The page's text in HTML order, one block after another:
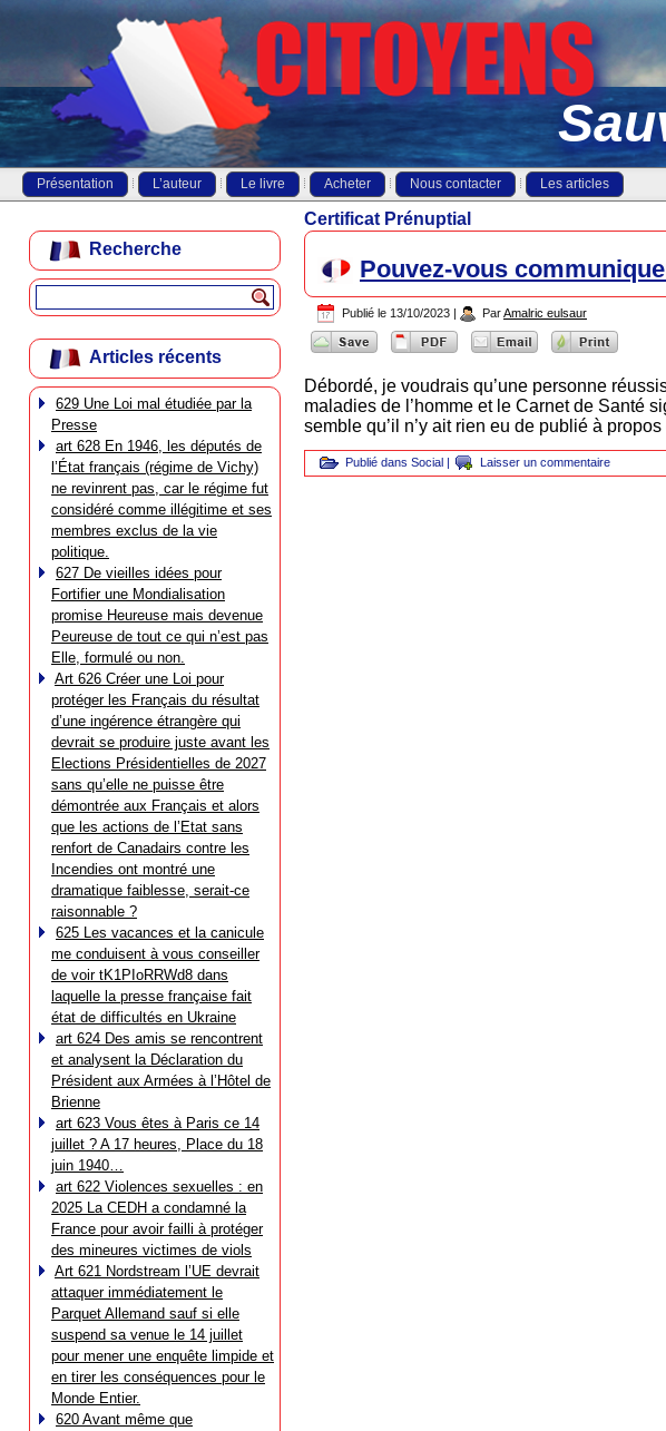
Présentation L’auteur Le livre Acheter Nous contacter Les articles
Recherche
Articles récents
629 Une Loi mal étudiée par la
Presse
art 628 En 1946, les députés de
l’État français (régime de Vichy)
ne revinrent pas, car le régime fut
considéré comme illégitime et ses
membres exclus de la vie
politique.
627 De vieilles idées pour
Fortifier une Mondialisation
promise Heureuse mais devenue
Peureuse de tout ce qui n’est pas
Elle, formulé ou non.
Art 626 Créer une Loi pour
protéger les Français du résultat
d’une ingérence étrangère qui
devrait se produire juste avant les
Elections Présidentielles de 2027
sans qu’elle ne puisse être
démontrée aux Français et alors
que les actions de l’Etat sans
renfort de Canadairs contre les
Incendies ont montré une
dramatique faiblesse, serait-ce
raisonnable ?
625 Les vacances et la canicule
me conduisent à vous conseiller
de voir tK1PIoRRWd8 dans
laquelle la presse française fait
état de difficultés en Ukraine
art 624 Des amis se rencontrent
et analysent la Déclaration du
Président aux Armées à l’Hôtel de
Brienne
art 623 Vous êtes à Paris ce 14
juillet ? A 17 heures, Place du 18
juin 1940…
art 622 Violences sexuelles : en
2025 La CEDH a condamné la
France pour avoir failli à protéger
des mineures victimes de viols
Art 621 Nordstream l’UE devrait
attaquer immédiatement le
Parquet Allemand sauf si elle
suspend sa venue le 14 juillet
pour mener une enquête limpide et
en tirer les conséquences pour le
Monde Entier.
620 Avant même que
Certificat Prénuptial
Pouvez-vous
Publié le 13/10/2023 | ParAmalric eulsaur
Débordé, je voudrais qu’une personne
maladies de l’homme et le Carnet de Santé
semble qu’il n’y ait rien eu de publié à
Publié dans Social | Laisser un commentaire